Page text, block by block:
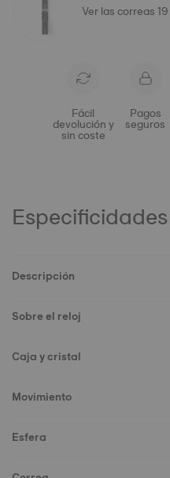
Ver las correas
Fácil
devolución y
sin coste
Pagos
seguros
Descripción
Sobre el reloj
Caja y cristal
Movimiento
Esfera